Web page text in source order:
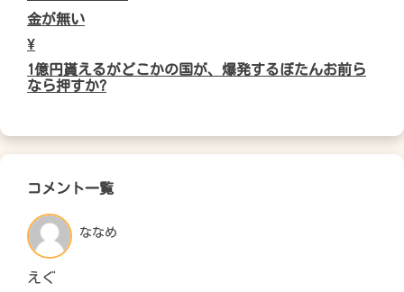
金が無い
¥
1億円貰えるがどこかの国が、爆発するぼたんお前ら
なら押すか?
コメント一覧
ななめ
えぐ